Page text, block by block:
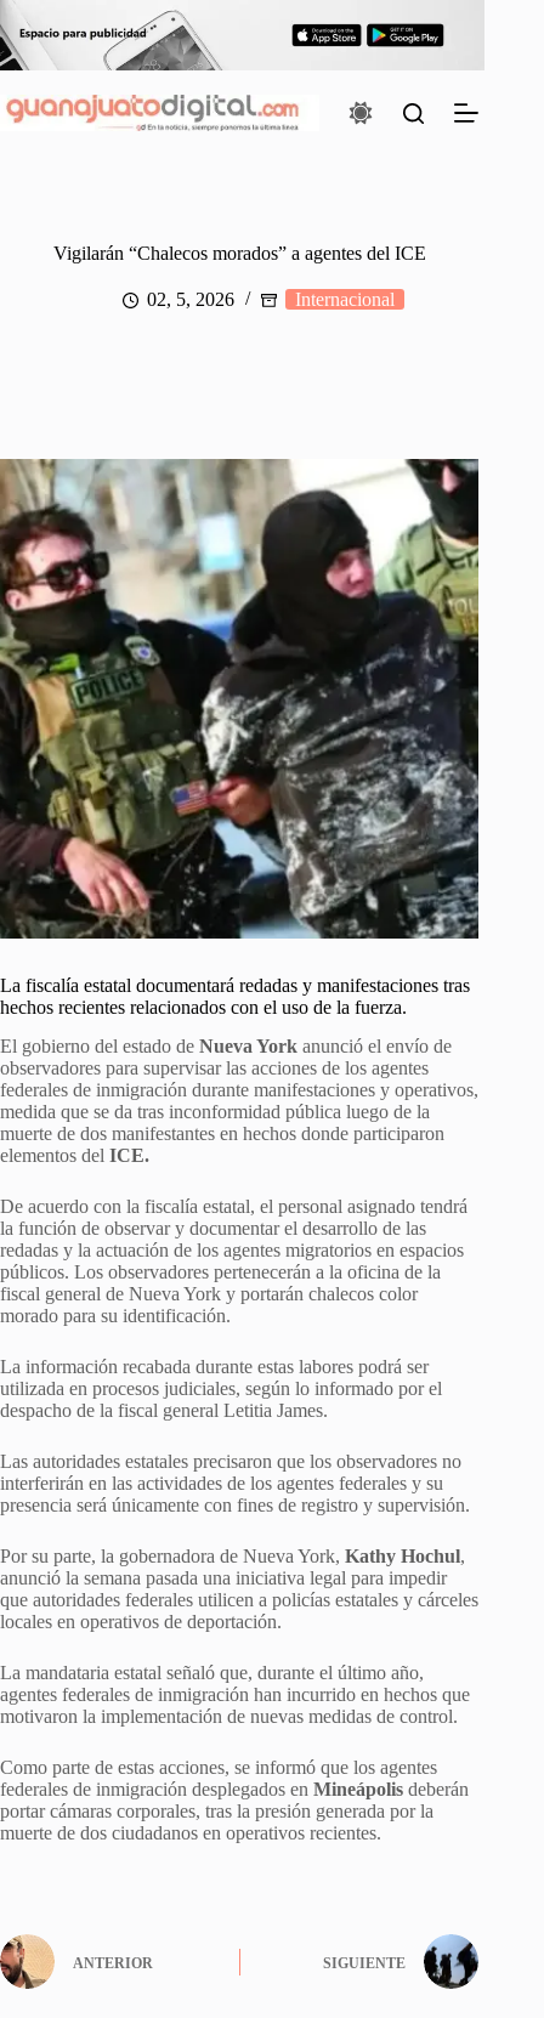
al
contenido
Vigilarán “Chalecos morados” a agentes del ICE
02, 5, 2026 Internacional
La fiscalía estatal documentará redadas y manifestaciones tras
hechos recientes relacionados con el uso de la fuerza.
El gobierno del estado de Nueva York anunció el envío de
observadores para supervisar las acciones de los agentes
federales de inmigración durante manifestaciones y operativos,
medida que se da tras inconformidad pública luego de la
muerte de dos manifestantes en hechos donde participaron
elementos del ICE.
De acuerdo con la fiscalía estatal, el personal asignado tendrá
la función de observar y documentar el desarrollo de las
redadas y la actuación de los agentes migratorios en espacios
públicos. Los observadores pertenecerán a la oficina de la
fiscal general de Nueva York y portarán chalecos color
morado para su identificación.
La información recabada durante estas labores podrá ser
utilizada en procesos judiciales, según lo informado por el
despacho de la fiscal general Letitia James.
Las autoridades estatales precisaron que los observadores no
interferirán en las actividades de los agentes federales y su
presencia será únicamente con fines de registro y supervisión.
Por su parte, la gobernadora de Nueva York, Kathy Hochul,
anunció la semana pasada una iniciativa legal para impedir
que autoridades federales utilicen a policías estatales y cárceles
locales en operativos de deportación.
La mandataria estatal señaló que, durante el último año,
agentes federales de inmigración han incurrido en hechos que
motivaron la implementación de nuevas medidas de control.
Como parte de estas acciones, se informó que los agentes
federales de inmigración desplegados en Mineápolis deberán
portar cámaras corporales, tras la presión generada por la
muerte de dos ciudadanos en operativos recientes.
ANTERIOR SIGUIENTE